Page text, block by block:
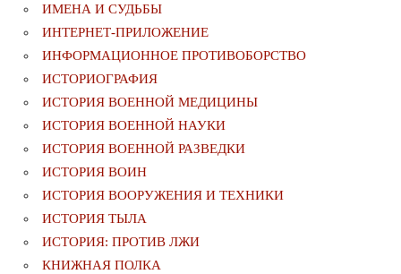
ИМЕНА И СУДЬБЫ
ИНТЕРНЕТ-ПРИЛОЖЕНИЕ
ИНФОРМАЦИОННОЕ ПРОТИВОБОРСТВО
ИСТОРИОГРАФИЯ
ИСТОРИЯ ВОЕННОЙ МЕДИЦИНЫ
ИСТОРИЯ ВОЕННОЙ НАУКИ
ИСТОРИЯ ВОЕННОЙ РАЗВЕДКИ
ИСТОРИЯ ВОИН
ИСТОРИЯ ВООРУЖЕНИЯ И ТЕХНИКИ
ИСТОРИЯ ТЫЛА
ИСТОРИЯ: ПРОТИВ ЛЖИ
КНИЖНАЯ ПОЛКА